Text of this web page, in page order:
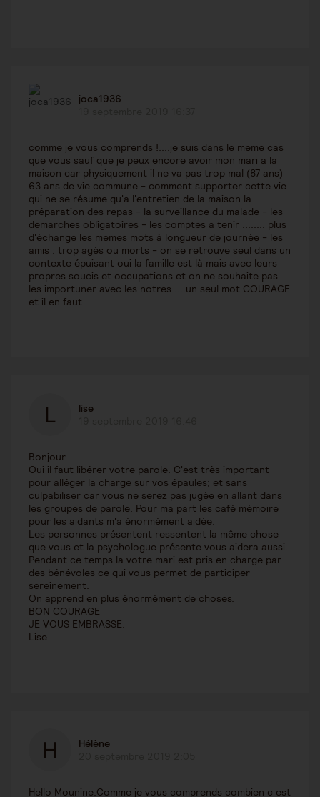
joca1936
comme je vous comprends !....je suis dans le meme cas
que vous sauf que je peux encore avoir mon mari a la
maison car physiquement il ne va pas trop mal (87 ans)
63 ans de vie commune - comment supporter cette vie
qui ne se résume qu'a l'entretien de la maison la
préparation des repas - la surveillance du malade - les
demarches obligatoires - les comptes a tenir ........ plus
d'échange les memes mots à longueur de journée - les
amis : trop agés ou morts - on se retrouve seul dans un
contexte épuisant oui la famille est là mais avec leurs
propres soucis et occupations et on ne souhaite pas
les importuner avec les notres ....un seul mot COURAGE
et il en faut
lise
Bonjour
Oui il faut libérer votre parole. C'est très important
pour alléger la charge sur vos épaules; et sans
culpabiliser car vous ne serez pas jugée en allant dans
les groupes de parole. Pour ma part les café mémoire
pour les aidants m'a énormément aidée.
Les personnes présentent ressentent la même chose
que vous et la psychologue présente vous aidera aussi.
Pendant ce temps la votre mari est pris en charge par
des bénévoles ce qui vous permet de participer
sereinement.
On apprend en plus énormément de choses.
BON COURAGE
JE VOUS EMBRASSE.
Lise
Hélène
Hello Mounine,Comme je vous comprends combien c est